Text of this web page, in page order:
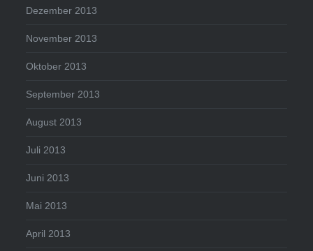
Dezember 2013
November 2013
Oktober 2013
September 2013
August 2013
Juli 2013
Juni 2013
Mai 2013
April 2013